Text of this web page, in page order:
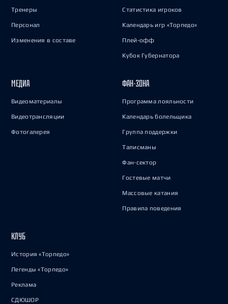
Тренеры
Персонал
Изменения в составе
Статистика игроков
Календарь игр «Торпедо»
Плей-офф
Кубок Губернатора
МЕДИА
Видеоматериалы
Видеотрансляции
Фотогалерея
ФАН-ЗОНА
Программа лояльности
Календарь болельщика
Группа поддержки
Талисманы
Фан-сектор
Гостевые матчи
Массовые катания
Правила поведения
КЛУБ
История «Торпедо»
Легенды «Торпедо»
Реклама
СДЮШОР